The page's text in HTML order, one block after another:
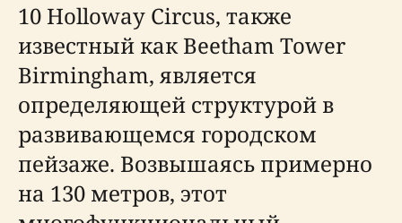
10 Holloway Circus, также
известный как Beetham Tower
Birmingham, является
определяющей структурой в
развивающемся городском
пейзаже. Возвышаясь примерно
на 130 метров, этот